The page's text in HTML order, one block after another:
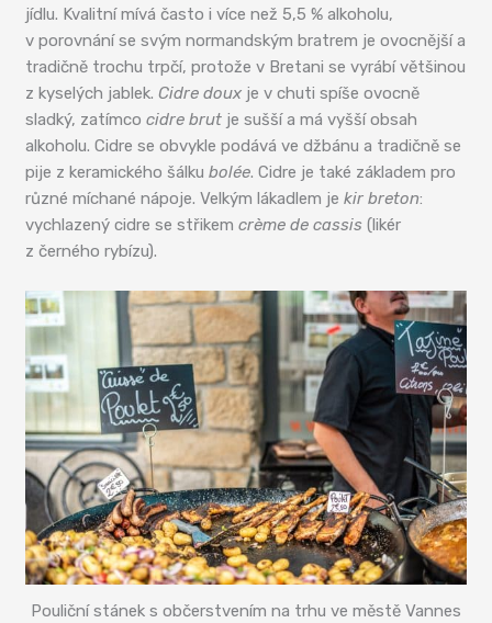
jídlu. Kvalitní mívá často i více než 5,5 % alkoholu,
v porovnání se svým normandským bratrem je ovocnější a
tradičně trochu trpčí, protože v Bretani se vyrábí většinou
z kyselých jablek.Cidre doux je v chuti spíše ovocně
sladký, zatímcocidre brut je sušší a má vyšší obsah
alkoholu. Cidre se obvykle podává ve džbánu a tradičně se
pije z keramického šálkubolée. Cidre je také základem pro
různé míchané nápoje. Velkým lákadlem jekir breton:
vychlazený cidre se střikemcrème de cassis (likér
z černého rybízu).
Pouliční stánek s občerstvením na trhu ve městě Vannes